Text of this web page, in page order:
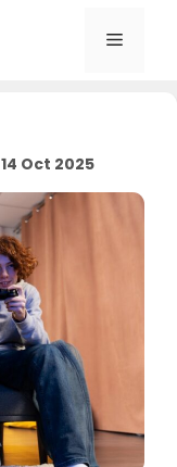
Menú
14 Oct 2025